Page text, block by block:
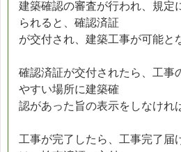
建築確認の審査が行われ、規定
られると、確認済証
が交付され、建築工事が可能と
確認済証が交付されたら、工事
やすい場所に建築確
認があった旨の表示をしなけれ
工事が完了したら、工事完了届